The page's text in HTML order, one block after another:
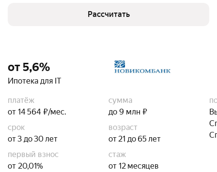
Рассчитать
от 5,6%
Ипотека для IT
платёж
от 14 564 ₽/мес.
сумма
до 9 млн ₽
срок
от 3 до 30 лет
возраст
от 21 до 65 лет
первый взнос
от 20,01%
стаж
от 12 месяцев